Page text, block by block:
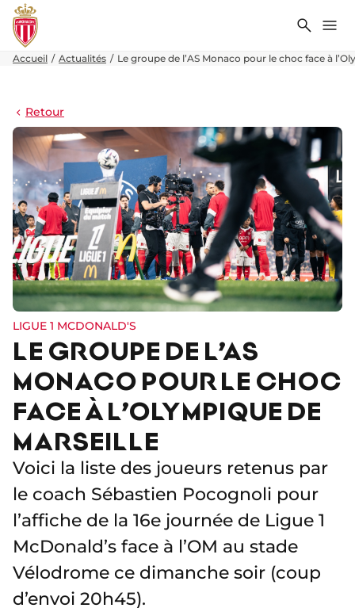
Accueil Actualités Le groupe de l’AS Monaco pour le choc face à
Retour
LIGUE 1 MCDONALD'S
LE GROUPE DE L’AS
MONACO POUR LE CHOC
FACE À L’OLYMPIQUE DE
MARSEILLE
Voici la liste des joueurs retenus par
le coach Sébastien Pocognoli pour
l’affiche de la 16e journée de Ligue 1
McDonald’s face à l’OM au stade
Vélodrome ce dimanche soir (coup
d’envoi 20h45).